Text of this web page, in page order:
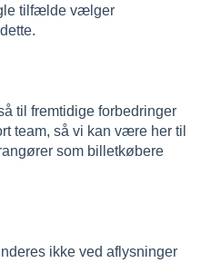
tilfælde vælger
til fremtidige forbedringer
team, så vi kan være her til
som billetkøbere
ikke ved aflysninger